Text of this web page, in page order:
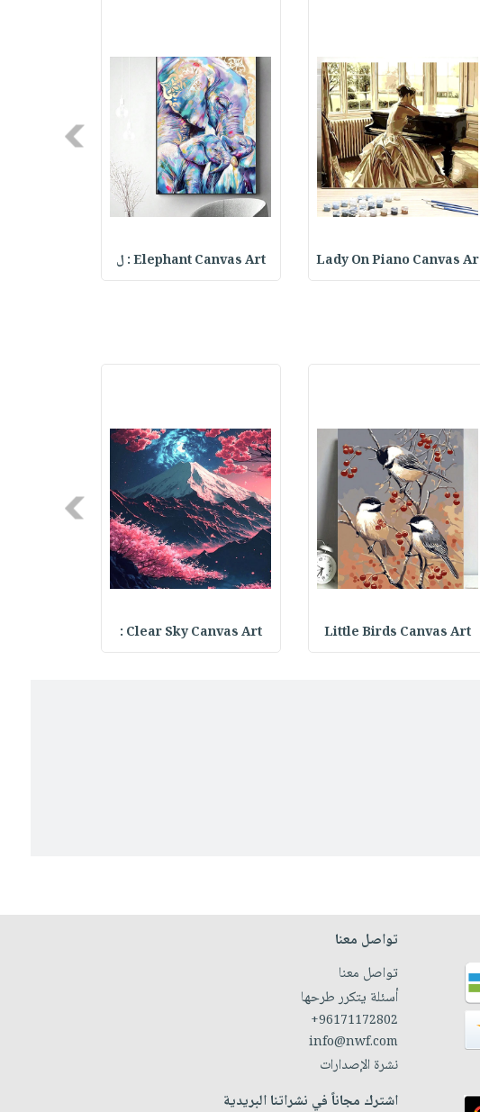
Lady On Piano Canvas Ar Elephant Canvas Art : ل
Next
Little Birds Canvas Art
Clear Sky Canvas Art :
Next
تواصل معنا
تواصل معنا
أسئلة يتكرر طرحها
+96171172802
info@nwf.com
نشرة الإصدارات
اشترك مجاناً في نشراتنا البريدية